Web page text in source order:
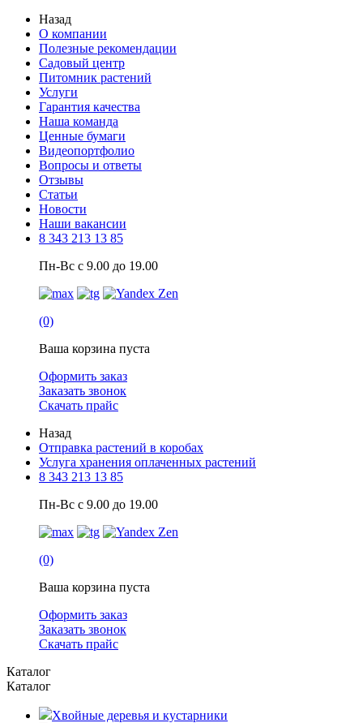
Назад
О компании
Полезные рекомендации
Садовый центр
Питомник растений
Услуги
Гарантия качества
Наша команда
Ценные бумаги
Видеопортфолио
Вопросы и ответы
Отзывы
Статьи
Новости
Наши вакансии
8 343 213 13 85
Пн-Вс с 9.00 до 19.00
(0)
Ваша корзина пуста
Оформить заказ
Заказать звонок
Скачать прайс
Назад
Отправка растений в коробах
Услуга хранения оплаченных растений
8 343 213 13 85
Пн-Вс с 9.00 до 19.00
(0)
Ваша корзина пуста
Оформить заказ
Заказать звонок
Скачать прайс
Каталог
Каталог
Хвойные деревья и кустарники